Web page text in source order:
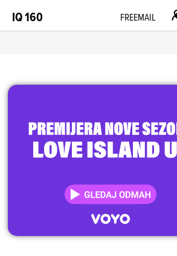
IQ 160 FREEMAIL